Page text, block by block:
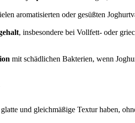
aromatisierten oder gesüßten
, insbesondere bei Vollfett- oder
mit schädlichen Bakterien, wenn
und gleichmäßige Textur haben,